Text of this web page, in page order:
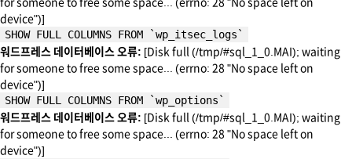
for someone to free some space... (errno: 28 "No space left on
device")]
SHOW FULL COLUMNS FROM `wp_itsec_logs`
워드프레스 데이터베이스 오류: [Disk full (/tmp/#sql_1_0.MAI); waiting
for someone to free some space... (errno: 28 "No space left on
device")]
SHOW FULL COLUMNS FROM `wp_options`
워드프레스 데이터베이스 오류: [Disk full (/tmp/#sql_1_0.MAI); waiting
for someone to free some space... (errno: 28 "No space left on
device")]